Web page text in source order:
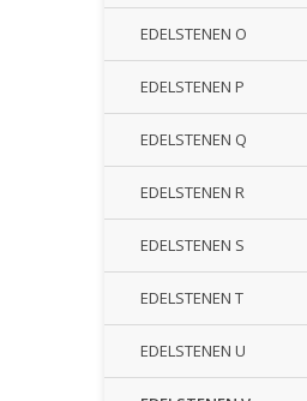
EDELSTENEN O
EDELSTENEN P
EDELSTENEN Q
EDELSTENEN R
EDELSTENEN S
EDELSTENEN T
EDELSTENEN U